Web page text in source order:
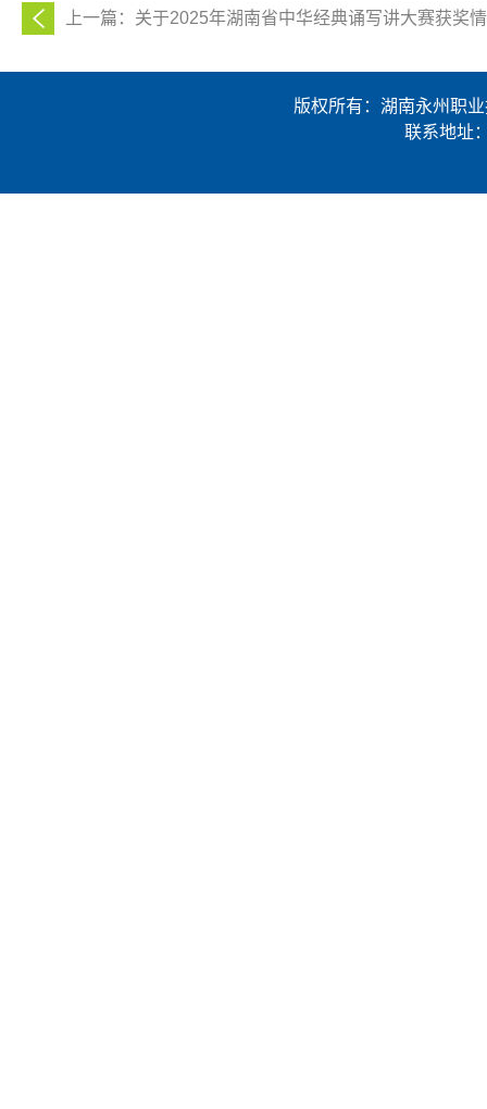
上一篇：关于2025年湖南省中华经典诵写讲大赛获奖
版权所有：湖南永州职
联系地址